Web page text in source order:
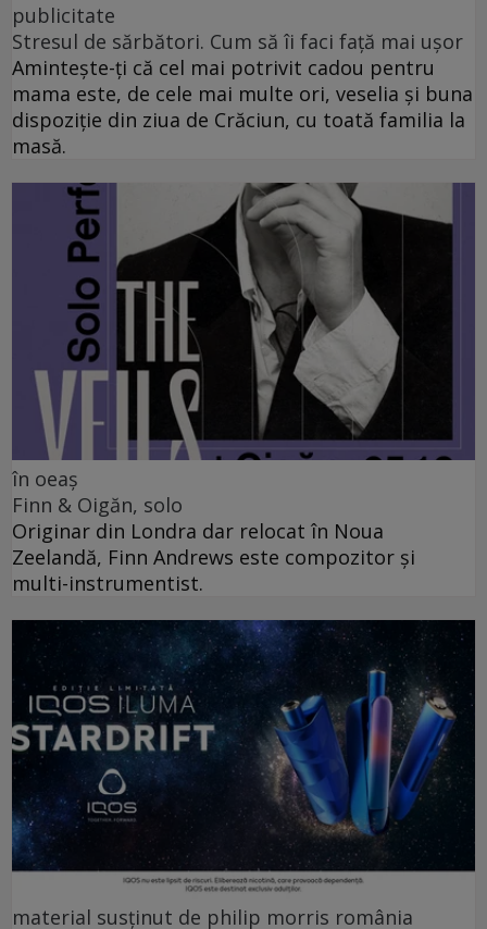
publicitate
Stresul de sărbători. Cum să îi faci față mai ușor
Amintește-ți că cel mai potrivit cadou pentru
mama este, de cele mai multe ori, veselia și buna
dispoziție din ziua de Crăciun, cu toată familia la
masă.
în oeaș
Finn & Oigăn, solo
Originar din Londra dar relocat în Noua
Zeelandă, Finn Andrews este compozitor și
multi-instrumentist.
material susținut de philip morris românia